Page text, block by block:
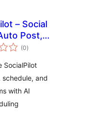
– Social
Post,
&
(0total
de
)
SocialPilot
schedule, and
with AI